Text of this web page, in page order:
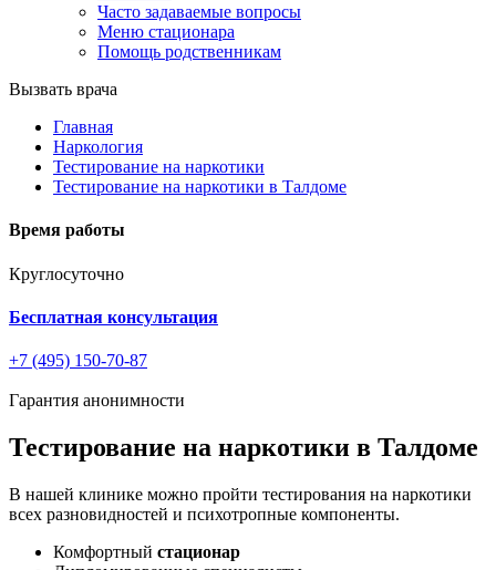
Часто задаваемые вопросы
Меню стационара
Помощь родственникам
Вызвать врача
Главная
Наркология
Тестирование на наркотики
Тестирование на наркотики в Талдоме
Время работы
Круглосуточно
Бесплатная консультация
+7 (495) 150-70-87
Гарантия анонимности
Тестирование на наркотики в Талдоме
В нашей клинике можно пройти тестирования на наркотики
всех разновидностей и психотропные компоненты.
Комфортный стационар